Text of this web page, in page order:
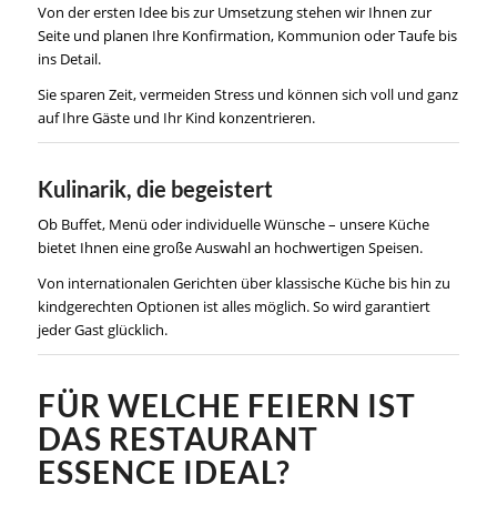
Von der ersten Idee bis zur Umsetzung stehen wir Ihnen zur
Seite und planen Ihre Konfirmation, Kommunion oder Taufe bis
ins Detail.
Sie sparen Zeit, vermeiden Stress und können sich voll und ganz
auf Ihre Gäste und Ihr Kind konzentrieren.
Kulinarik, die begeistert
Ob Buffet, Menü oder individuelle Wünsche – unsere Küche
bietet Ihnen eine große Auswahl an hochwertigen Speisen.
Von internationalen Gerichten über klassische Küche bis hin zu
kindgerechten Optionen ist alles möglich. So wird garantiert
jeder Gast glücklich.
FÜR WELCHE FEIERN IST
DAS RESTAURANT
ESSENCE IDEAL?